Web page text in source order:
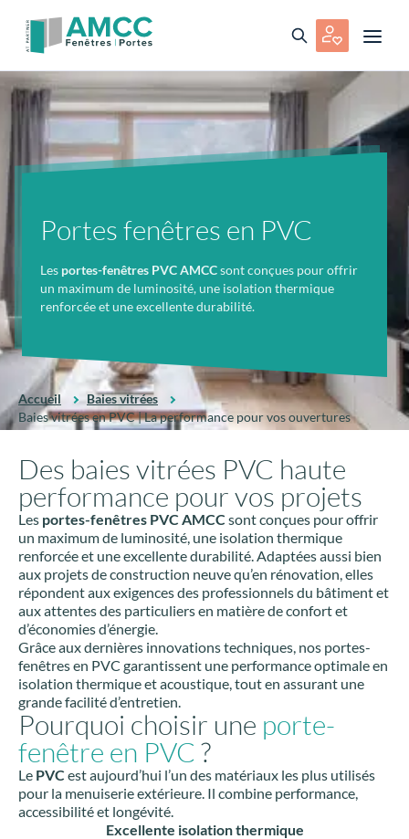
Portes fenêtres en PVC
Les portes-fenêtres PVC AMCCsont conçues pour offrir
un maximum de luminosité, une isolation thermique
renforcée et une excellente durabilité.
Accueil
Baies vitrées
Baies vitrées en PVC | La performance pour vos ouvertures
Des baies vitrées PVC haute
performance pour vos projets
Les portes-fenêtres PVC AMCC sont conçues pour offrir
un maximum de luminosité, une isolation thermique
renforcée et une excellente durabilité. Adaptées aussi bien
aux projets de construction neuve qu’en rénovation, elles
répondent aux exigences des professionnels du bâtiment et
aux attentes des particuliers en matière de confort et
d’économies d’énergie.
Grâce aux dernières innovations techniques, nos portes-
fenêtres en PVC garantissent une performance optimale en
isolation thermique et acoustique, tout en assurant une
grande facilité d’entretien.
Pourquoi choisir une porte-
fenêtre en PVC?
Le PVC est aujourd’hui l’un des matériaux les plus utilisés
pour la menuiserie extérieure. Il combine performance,
accessibilité et longévité.
Excellente isolation thermique